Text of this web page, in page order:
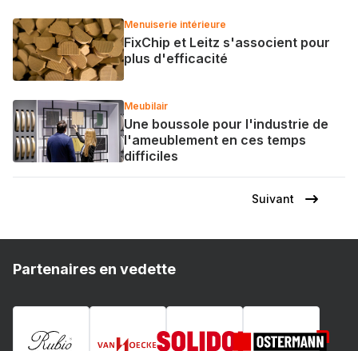
Menuiserie intérieure
FixChip et Leitz s'associent pour
plus d'efficacité
Meubilair
Une boussole pour l'industrie de
l'ameublement en ces temps
difficiles
Page
Suivant
Partenaires en vedette